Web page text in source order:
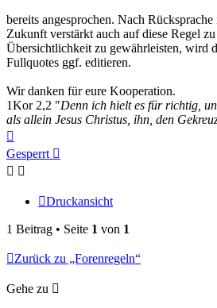
bereits angesprochen. Nach
Zukunft verstärkt auch auf diese Regel
Übersichtlichkeit zu gewährleisten, wird
Fullquotes ggf. editieren.
Wir danken für eure Kooperation.
1Kor 2,2 "Denn ich hielt es für richtig,
als allein Jesus Christus, ihn, den
oben
Gesperrt
Druckansicht
1 Beitrag • Seite 1 von 1
Zurück zu „Forenregeln“
Gehe zu